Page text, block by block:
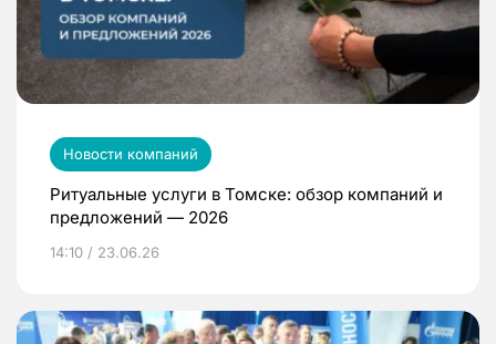
Новости компаний
Ритуальные услуги в Томске: обзор компаний и
предложений — 2026
14:10 / 23.06.26